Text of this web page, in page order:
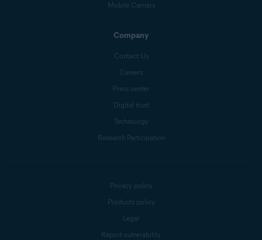
Mobile Carriers
Company
Contact Us
Careers
Press center
Digital trust
Technology
Research Participation
Privacy policy
Products policy
Legal
Report vulnerability